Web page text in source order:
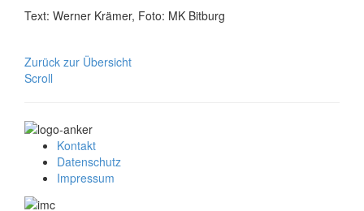
Text: Werner Krämer, Foto: MK Bitburg
Zurück zur Übersicht
Scroll
Kontakt
Datenschutz
Impressum